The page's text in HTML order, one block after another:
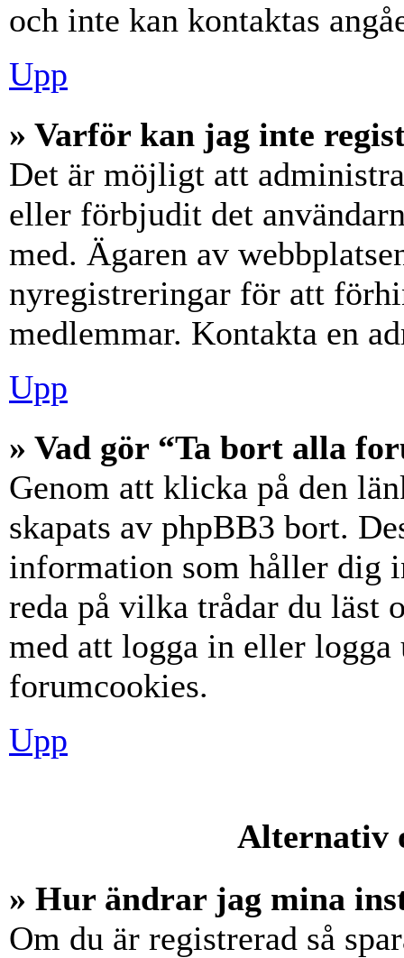
och inte kan kontaktas
Upp
» Varför kan jag inte
Det är möjligt att
eller förbjudit det
med. Ägaren av
nyregistreringar för att
medlemmar. Kontakta en
Upp
» Vad gör “Ta bort alla
Genom att klicka på den
skapats av phpBB3 bort.
information som håller dig
reda på vilka trådar du läst
med att logga in eller
forumcookies.
Upp
Alternativ
» Hur ändrar jag mina
Om du är registrerad så